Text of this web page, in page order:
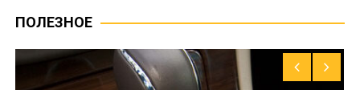
ПОЛЕЗНОЕ